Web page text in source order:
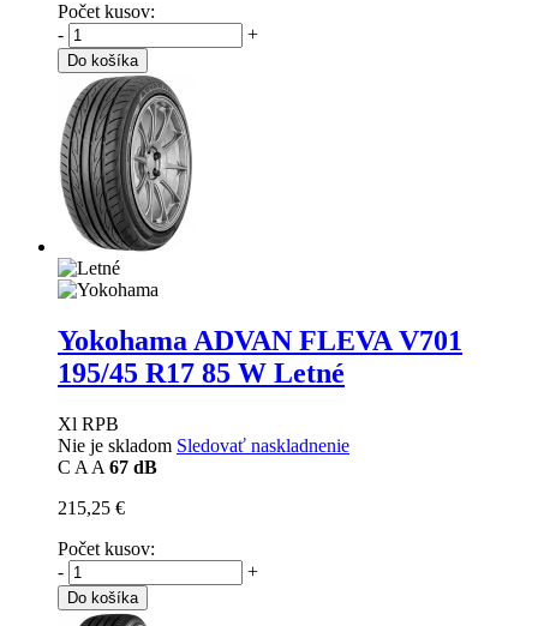
Počet kusov:
-
+
Do košíka
Yokohama ADVAN FLEVA V701
195/45 R17 85 W Letné
Xl RPB
Nie je skladom Sledovať naskladnenie
C A A 67 dB
215,25 €
Počet kusov:
-
+
Do košíka